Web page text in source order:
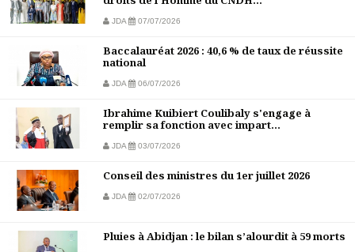
JDA 07/07/2026
Baccalauréat 2026 : 40,6 % de taux de réussite
national
JDA 06/07/2026
Ibrahime Kuibiert Coulibaly s'engage à
remplir sa fonction avec impart...
JDA 03/07/2026
Conseil des ministres du 1er juillet 2026
JDA 02/07/2026
Pluies à Abidjan : le bilan s’alourdit à 59 morts